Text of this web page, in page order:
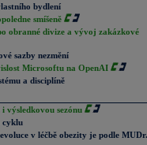
bydlení
smíšeně
obranné divize a vývoj zakázkové
sazby nezmění
Microsoftu na OpenAI
a disciplíně
sezónu
cyklu
v léčbě obezity je podle MUDr.